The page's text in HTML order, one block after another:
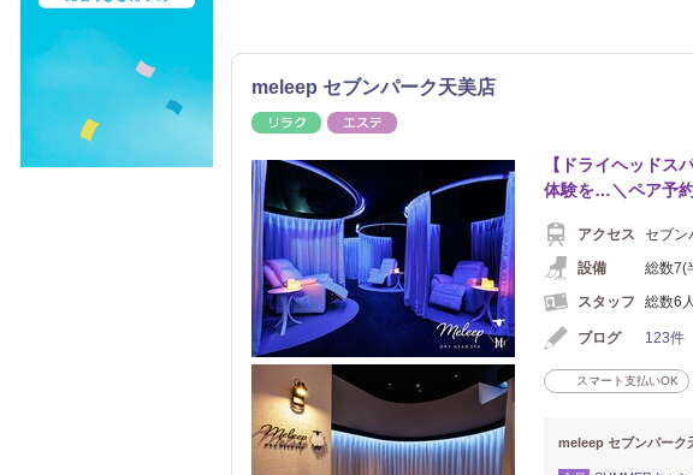
meleep セブンパーク天美店
リラク
【ドライヘッド
体験を…＼ペア予
アクセス
セブ
設備
総数7(
スタッフ
総数6
ブログ 123件
スマート支払いOK
meleep セブンパーク